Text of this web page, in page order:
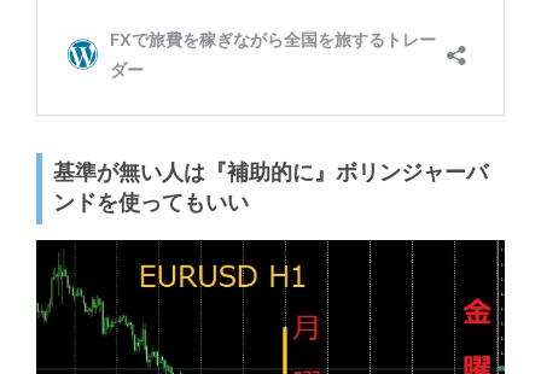
基準が無い人は『補助的に』ボリンジャーバ
ンドを使ってもいい